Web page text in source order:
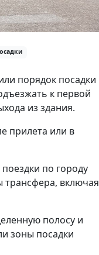
порядок посадки
к первой
из здания.
прилета или в
по городу
включая
полосу и
зоны посадки